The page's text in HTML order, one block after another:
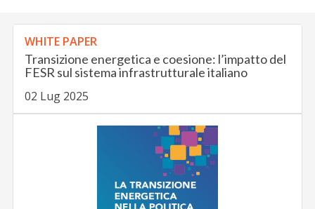
WHITE PAPER
Transizione energetica e coesione: l’impatto del
FESR sul sistema infrastrutturale italiano
02 Lug 2025